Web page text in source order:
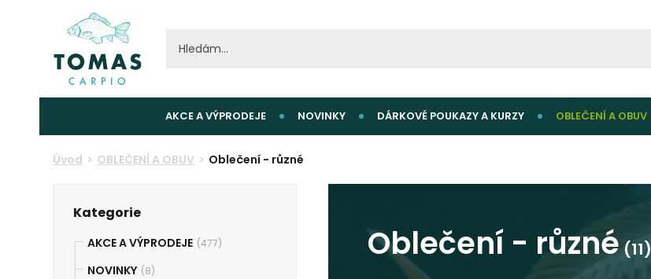
AKCE A VÝPRODEJE NOVINKY DÁRKOVÉ POUKAZY A KURZY OBLEČENÍ A OBUV
Úvod OBLEČENÍ A OBUV Oblečení - různé
Kategorie
AKCE A VÝPRODEJE (477)
NOVINKY (8)
Oblečení - různé(11)